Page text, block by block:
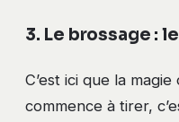
3. Le brossage :
C’est ici que la
commence à tirer,